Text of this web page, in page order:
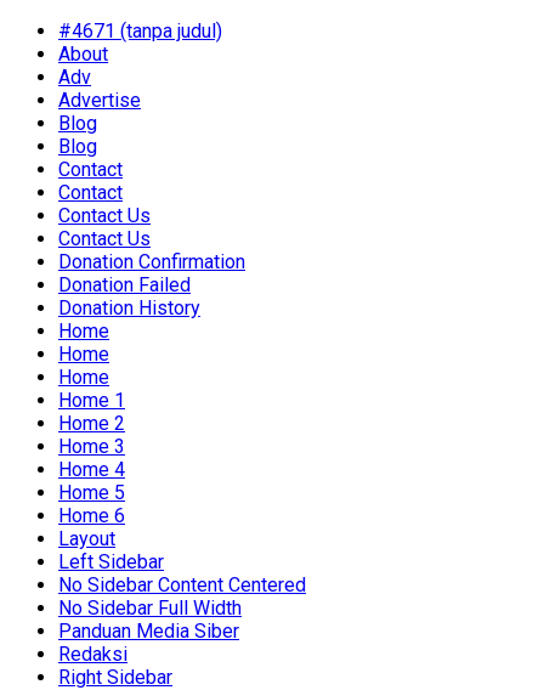
#4671 (tanpa judul)
About
Adv
Advertise
Blog
Blog
Contact
Contact
Contact Us
Contact Us
Donation Confirmation
Donation Failed
Donation History
Home
Home
Home
Home 1
Home 2
Home 3
Home 4
Home 5
Home 6
Layout
Left Sidebar
No Sidebar Content Centered
No Sidebar Full Width
Panduan Media Siber
Redaksi
Right Sidebar